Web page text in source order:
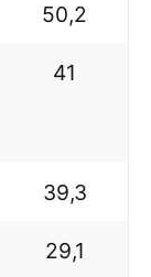
50,2
41
39,3
29,1